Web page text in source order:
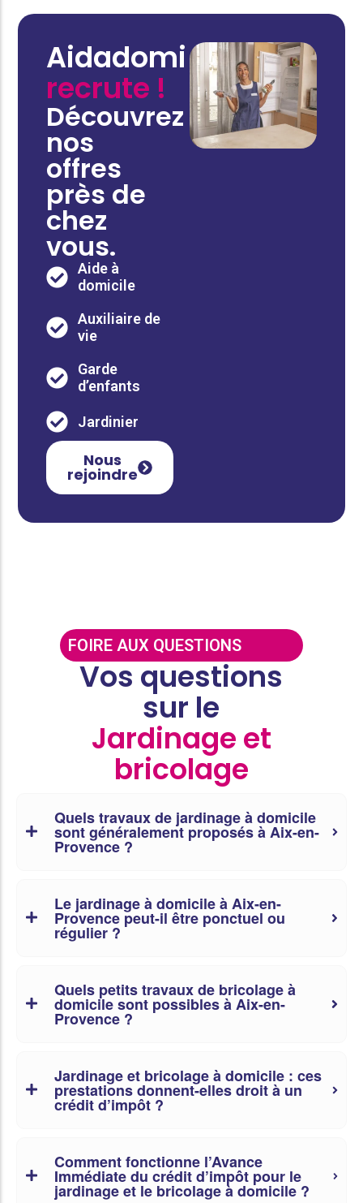
Aidadomi
recrute !
Découvrez
nos
offres
près de
chez
vous.
Aide à
domicile
Auxiliaire de
vie
Garde
d’enfants
Jardinier
Nous
rejoindre
FOIRE AUX QUESTIONS
Vos questions
sur le
Jardinage et
bricolage
Quels travaux de jardinage à domicile
sont généralement proposés à Aix-en-
Provence ?
Le jardinage à domicile à Aix-en-
Provence peut-il être ponctuel ou
régulier ?
Quels petits travaux de bricolage à
domicile sont possibles à Aix-en-
Provence ?
Jardinage et bricolage à domicile : ces
prestations donnent-elles droit à un
crédit d’impôt ?
Comment fonctionne l’Avance
Immédiate du crédit d’impôt pour le
jardinage et le bricolage à domicile ?